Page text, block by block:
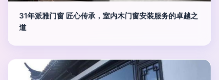
31年派雅门窗 匠心传承，室内木门窗安装服务的卓越之
道